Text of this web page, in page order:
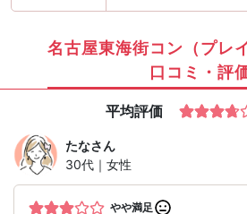
名古屋東海街コン（プレ
口コミ・評
平均評価
たなさん
30代｜女性
やや満足